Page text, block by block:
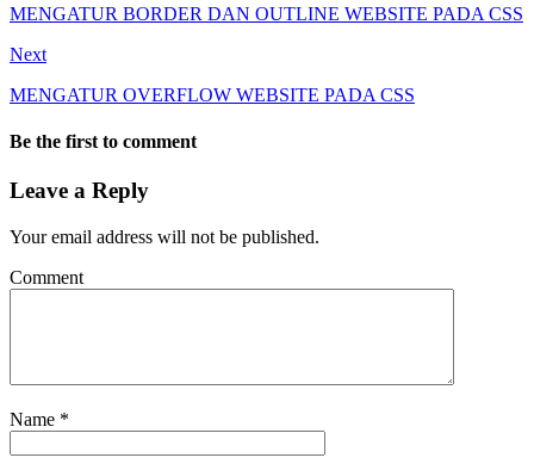
MENGATUR BORDER DAN OUTLINE WEBSITE PADA CSS
Next
MENGATUR OVERFLOW WEBSITE PADA CSS
Be the first to comment
Leave a Reply
Your email address will not be published.
Comment
Name *